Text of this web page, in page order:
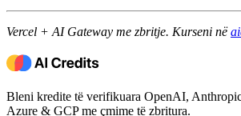
Vercel + AI Gateway me zbritje. Kurseni në
Bleni kredite të verifikuara OpenAI,
Azure & GCP me çmime të zbritura.